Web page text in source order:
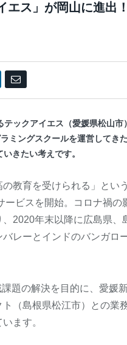
エス」が岡山に進出
LinkedIn
ックアイエス（愛媛県松山市
ミングスクールを運営してき
きたい考えです。
教育を受けられる」とい
ービスを開始。コロナ禍の
2020年末以降に広島県、
レーとインドのバンガロ
題の解決を目的に、愛媛
（島根県松江市）との業
ます。